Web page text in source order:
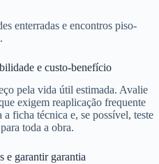
enterradas e encontros piso-
e custo-benefício
pela vida útil estimada. Avalie
exigem reaplicação frequente
ficha técnica e, se possível, teste
toda a obra.
e garantir garantia